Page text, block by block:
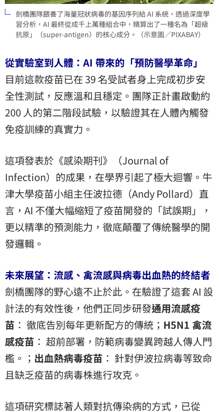
劍橋團隊餵養了海量冠狀病毒的基因序列給 AI 系統，透過深度學
習分析，AI 最終從成千上萬種組合中，精算出了一種名為「超級
抗原」（super-antigen）的核心成分。（示意圖／PIXABAY）
從實驗室到人體：AI 帶來的「預防醫學革命」
目前這款疫苗已在 39 名受試者身上完成初步安
全性測試，反應溫和且穩定。團隊正計畫啟動約
200 人的第二階段試驗，以驗證其在人體內觸發
免疫訓練的真實力。
這項發表於《感染期刊》（Journal of
Infection）的成果，在學界引起了極大迴響。牛
津大學疫苗小組主任波拉德（Andy Pollard）直
言，AI 不僅大幅縮短了疫苗開發的「試誤期」，
更以精準的預測能力，徹底顛覆了傳統醫學的開
發邏輯。
未來展望：流感、禽流感與病毒出血熱的終結者
劍橋團隊的野心遠不止於此。在驗證了這套 AI 設
計法的有效性後，他們正同步研發通用流感疫
苗 ： 徹底告別每年更新配方的傳統； H5N1 禽流
感疫苗 ： 超前部署，防範病毒變異跨越人傳人門
檻。； 出血熱病毒疫苗 ： 針對伊波拉病毒等致命
且缺乏疫苗的病毒株進行攻克。
這項研究標誌著人類對抗傳染病的方式，已從